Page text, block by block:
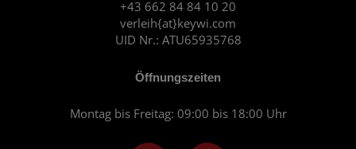
+43 662 84 84 10 20
verleih{at}keywi.com
UID Nr.: ATU65935768
Öffnungszeiten
Montag bis Freitag: 09:00 bis 18:00 Uhr